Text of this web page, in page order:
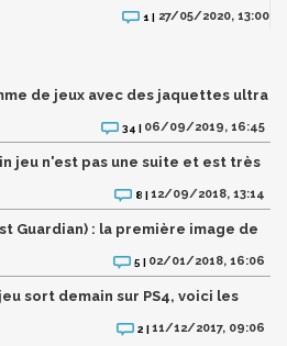
1 | 27/05/2020, 13:00
de jeux avec des jaquettes ultra
34 | 06/09/2019, 16:45
jeu n'est pas une suite et est très
8 |12/09/2018, 13:14
Guardian) : la première image de
5 | 02/01/2018, 16:06
sort demain sur PS4, voici les
2 |11/12/2017, 09:06